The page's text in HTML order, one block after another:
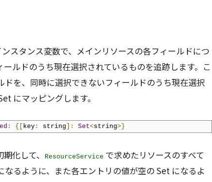
ンスタンス変数で、メインリソースの各フィールドにつ
ルドのうち現在選択されているものを追跡します。こ
ドを、同時に選択できないフィールドのうち現在選択
にマッピングします。
: {[ key : string ]: Set<string>}
期化して、 ResourceService で求めたリソースのすべて
るように、また各エントリの値が空の Set になるよ